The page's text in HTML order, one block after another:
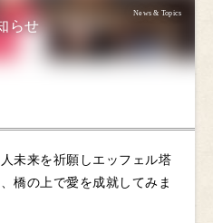
News & Topics
らせ
未来を祈願しエッフェル塔
橋の上で愛を成就してみま